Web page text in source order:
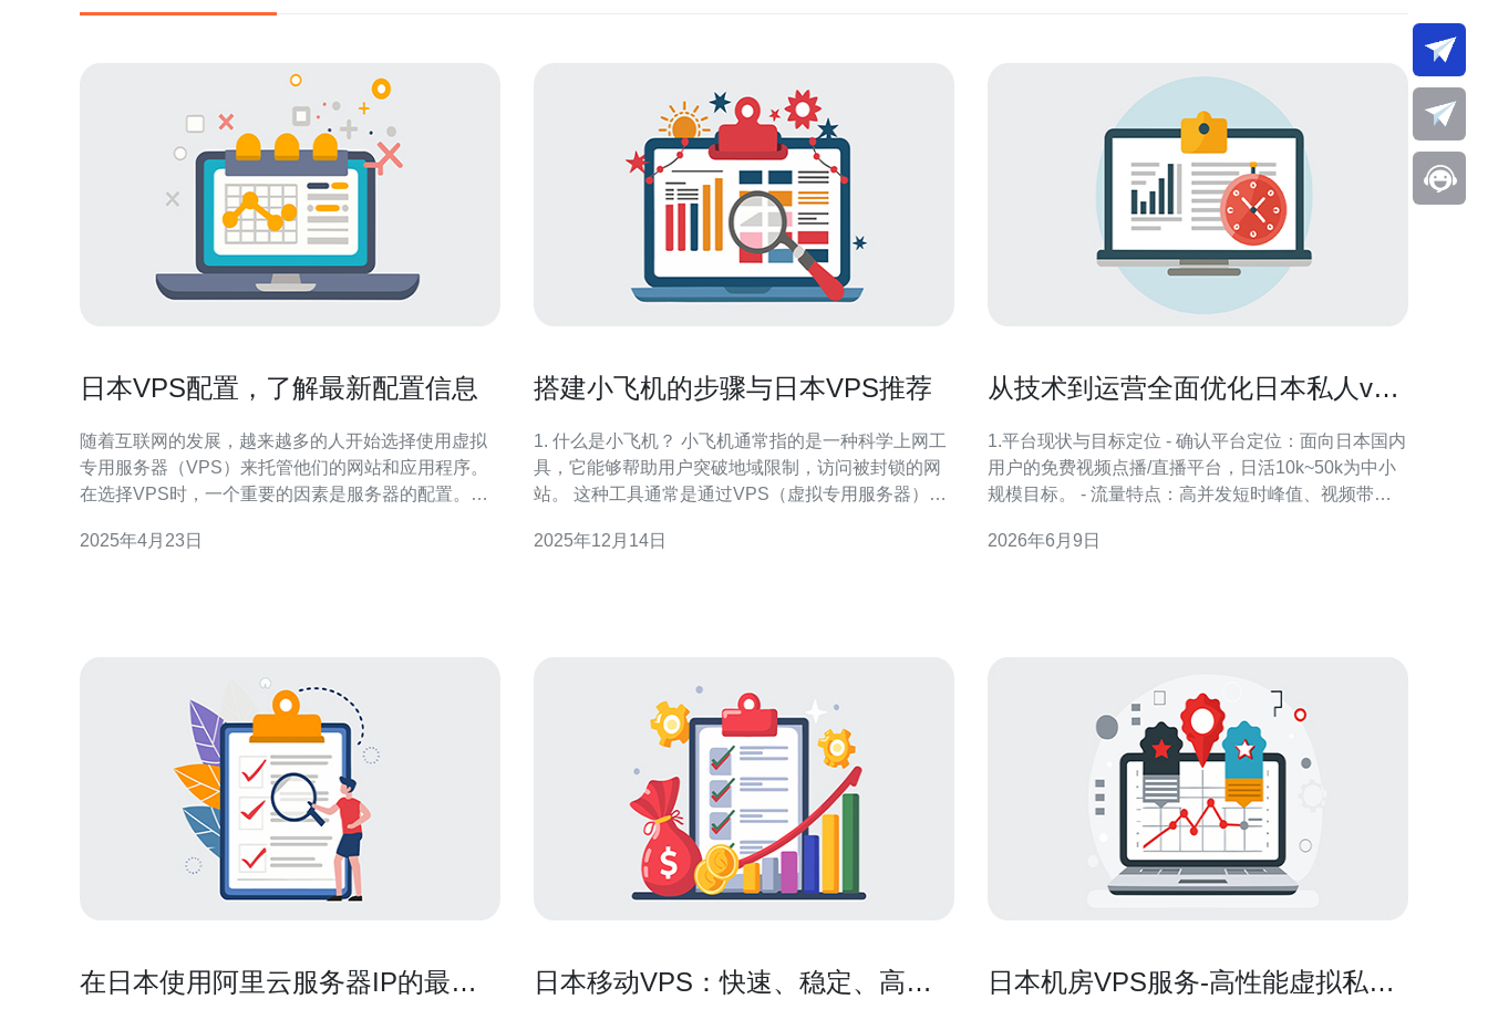
日本VPS配置，了解最新配置信息
随着互联网的发展，越来越多的人开始选择使用虚拟
专用服务器（VPS）来托管他们的网站和应用程序。
在选择VPS时，一个重要的因素是服务器的配置。本
解并选择适合自己需求的VPS。 1. CPU和内存 日本
2025年4月23日
搭建小飞机的步骤与日本VPS推荐
1. 什么是小飞机？ 小飞机通常指的是一种科学上网工
具，它能够帮助用户突破地域限制，访问被封锁的网
站。 这种工具通常是通过VPS（虚拟专用服务器）来
在搭建小飞机之前，首先需要选择合适的VPS服务商
2025年12月14日
从技术到运营全面优化日本私人vps
1.平台现状与目标定位 - 确认平台定位：面向日本国内
用户的免费视频点播/直播平台，日活10k~50k为中小
规模目标。 - 流量特点：高并发短时峰值、视频带宽
发。 - 成本目标：在保证用户体验前提下降低总成本
2026年6月9日
在日本使用阿里云服务器IP的最佳
日本移动VPS：快速、稳定、高效
日本机房VPS服务-高性能虚拟私人